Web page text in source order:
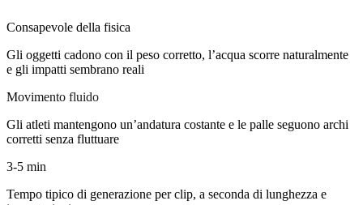
Consapevole della fisica
Gli oggetti cadono con il peso corretto, l’acqua scorre naturalmente
e gli impatti sembrano reali
Movimento fluido
Gli atleti mantengono un’andatura costante e le palle seguono archi
corretti senza fluttuare
3-5 min
Tempo tipico di generazione per clip, a seconda di lunghezza e